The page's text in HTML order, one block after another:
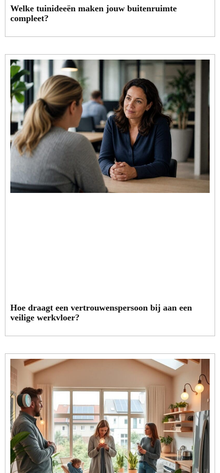
Welke tuinideeën maken jouw buitenruimte
compleet?
Hoe draagt een vertrouwenspersoon bij aan een
veilige werkvloer?